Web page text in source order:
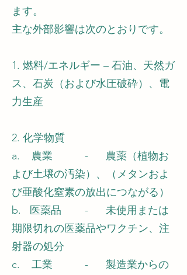
ます。
主な外部影響は次のとおりです。
1. 燃料/エネルギー – 石油、天然ガ
ス、石炭（および水圧破砕）、電
力生産
2. 化学物質
a. 農業 - 農薬（植物お
よび土壌の汚染）、（メタンおよ
び亜酸化窒素の放出につながる）
b. 医薬品 - 未使用または
期限切れの医薬品やワクチン、注
射器の処分
c. 工業 - 製造業からの